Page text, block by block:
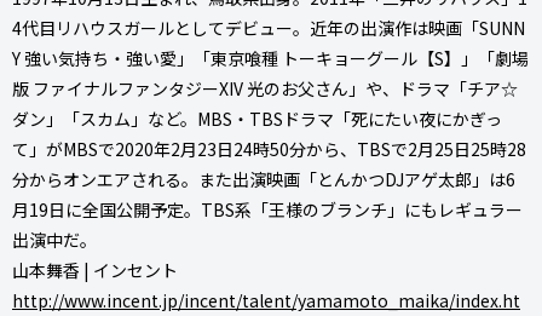
4代目リハウスガールとしてデビュー。近年の出演作は映画「SUNN
Y 強い気持ち・強い愛」「東京喰種 トーキョーグール【S】」「劇場
版 ファイナルファンタジーXIV 光のお父さん」や、ドラマ「チア☆
ダン」「スカム」など。MBS・TBSドラマ「死にたい夜にかぎっ
て」がMBSで2020年2月23日24時50分から、TBSで2月25日25時28
分からオンエアされる。また出演映画「とんかつDJアゲ太郎」は6
月19日に全国公開予定。TBS系「王様のブランチ」にもレギュラー
出演中だ。
山本舞香 | インセント
http://www.incent.jp/incent/talent/yamamoto_maika/index.ht